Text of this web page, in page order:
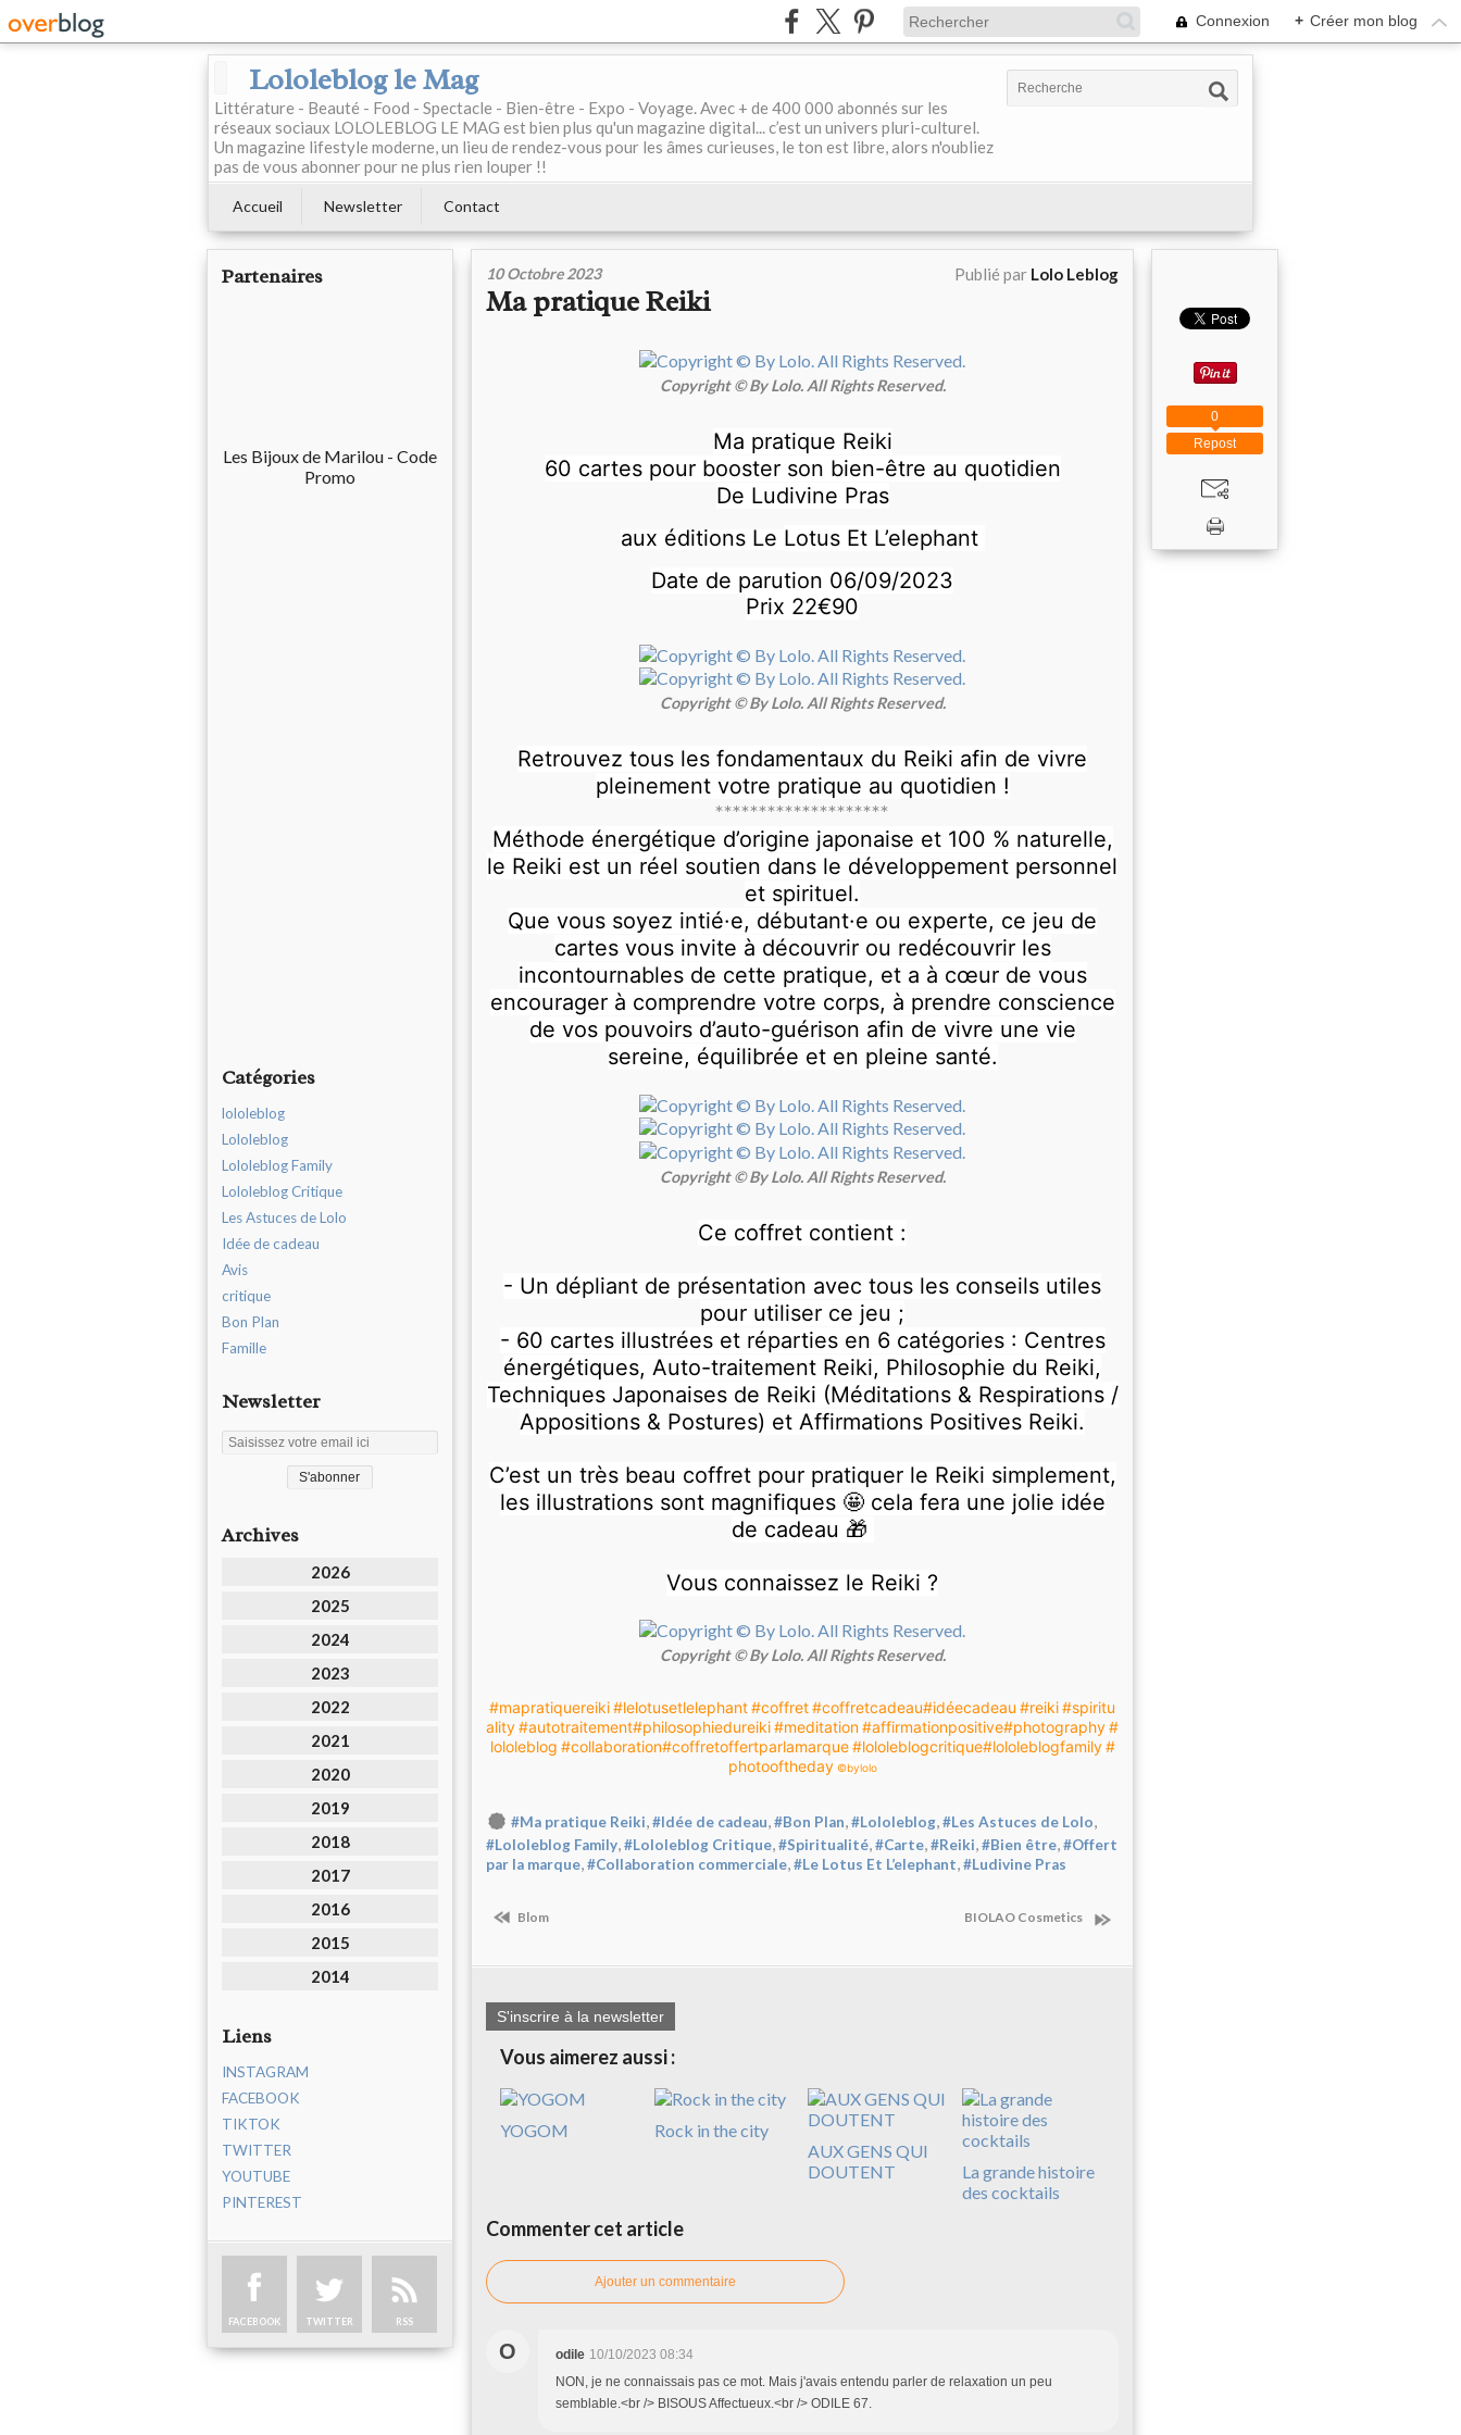
Connexion + Créer mon blog
Lololeblog le Mag
Littérature - Beauté - Food - Spectacle - Bien-être - Expo - Voyage. Avec + de 400 000 abonnés sur les
réseaux sociaux LOLOLEBLOG LE MAG est bien plus qu'un magazine digital... c’est un univers pluri-culturel.
Un magazine lifestyle moderne, un lieu de rendez-vous pour les âmes curieuses, le ton est libre, alors n'oubliez
pas de vous abonner pour ne plus rien louper !!
Accueil Newsletter Contact
Partenaires
Les Bijoux de Marilou - Code
Promo
Catégories
lololeblog
Lololeblog
Lololeblog Family
Lololeblog Critique
Les Astuces de Lolo
Idée de cadeau
Avis
critique
Bon Plan
Famille
Newsletter
Archives
2026
2025
2024
2023
2022
2021
2020
2019
2018
2017
2016
2015
2014
Liens
INSTAGRAM
FACEBOOK
TIKTOK
TWITTER
YOUTUBE
PINTEREST
FACEBOOK TWITTER RSS
10 Octobre 2023 Publié par Lolo Leblog
Ma pratique Reiki
Copyright © By Lolo. All Rights Reserved.
Ma pratique Reiki
60 cartes pour booster son bien-être au quotidien
De Ludivine Pras
aux éditions Le Lotus Et L’elephant
Date de parution 06/09/2023
Prix 22€90
Copyright © By Lolo. All Rights Reserved.
Retrouvez tous les fondamentaux du Reiki afin de vivre
pleinement votre pratique au quotidien !
********************
Méthode énergétique d’origine japonaise et 100 % naturelle,
le Reiki est un réel soutien dans le développement personnel
et spirituel.
Que vous soyez intié·e, débutant·e ou experte, ce jeu de
cartes vous invite à découvrir ou redécouvrir les
incontournables de cette pratique, et a à cœur de vous
encourager à comprendre votre corps, à prendre conscience
de vos pouvoirs d’auto-guérison afin de vivre une vie
sereine, équilibrée et en pleine santé.
Copyright © By Lolo. All Rights Reserved.
Ce coffret contient :
- Un dépliant de présentation avec tous les conseils utiles
pour utiliser ce jeu ;
- 60 cartes illustrées et réparties en 6 catégories : Centres
énergétiques, Auto-traitement Reiki, Philosophie du Reiki,
Techniques Japonaises de Reiki (Méditations & Respirations /
Appositions & Postures) et Affirmations Positives Reiki.
C’est un très beau coffret pour pratiquer le Reiki simplement,
les illustrations sont magnifiques 🤩 cela fera une jolie idée
de cadeau 🎁
Vous connaissez le Reiki ?
Copyright © By Lolo. All Rights Reserved.
#mapratiquereiki#lelotusetlelephant#coffret#coffretcadeau#idéecadeau #reiki#spiritu
ality#autotraitement#philosophiedureiki#meditation#affirmationpositive#photography#
lololeblog #collaboration#coffretoffertparlamarque #lololeblogcritique#lololeblogfamily #
photooftheday©️bylolo
#Ma pratique Reiki,#Idée de cadeau,#Bon Plan,#Lololeblog,#Les Astuces de Lolo,
#Lololeblog Family,#Lololeblog Critique,#Spiritualité,#Carte,#Reiki,#Bien être,#Offert
par la marque,#Collaboration commerciale,#Le Lotus Et L’elephant,#Ludivine Pras
Blom BIOLAO Cosmetics
S'inscrire à la newsletter
Vous aimerez aussi :
YOGOM
Rock in the city
AUX GENS QUI
DOUTENT
La grande histoire
des cocktails
Commenter cet article
Ajouter un commentaire
O odile 10/10/2023 08:34
NON, je ne connaissais pas ce mot. Mais j'avais entendu parler de relaxation un peu
semblable.<br /> BISOUS Affectueux.<br /> ODILE 67.
Repost
0